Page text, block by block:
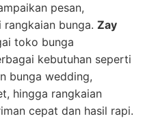
pesan,
bunga. Zay
toko bunga
kebutuhan seperti
bunga wedding,
hingga rangkaian
cepat dan hasil rapi.